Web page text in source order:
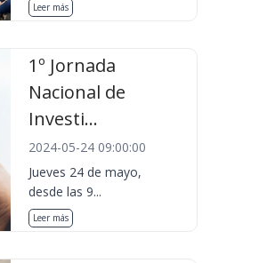
Leer más
1º Jornada
Nacional de
Investi...
2024-05-24 09:00:00
Jueves 24 de mayo,
desde las 9...
Leer más